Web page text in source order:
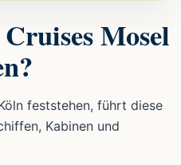
Mosel
feststehen, führt diese
Kabinen und